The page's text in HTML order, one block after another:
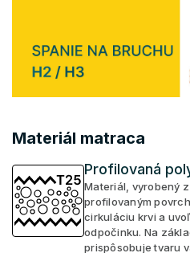
Materiál matraca
Profilovaná
Materiál, vyrobený
profilovaným
cirkuláciu krvi a
odpočinku. Na
prispôsobuje tvaru